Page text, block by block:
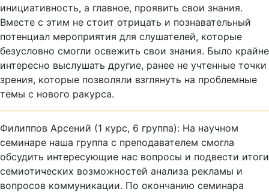
инициативность, а главное, проявить свои знания.
Вместе с этим не стоит отрицать и познавательный
потенциал мероприятия для слушателей, которые
безусловно смогли освежить свои знания. Было крайне
интересно выслушать другие, ранее не учтенные точки
зрения, которые позволяли взглянуть на проблемные
темы с нового ракурса.
Филиппов Арсений (1 курс, 6 группа): На научном
семинаре наша группа с преподавателем смогла
обсудить интересующие нас вопросы и подвести итоги
семиотических возможностей анализа рекламы и
вопросов коммуникации. По окончанию семинара